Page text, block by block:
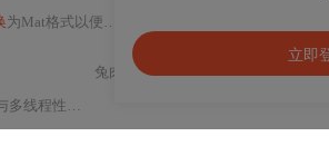
为Mat格式以便在
位深（10/12bit）
兔肉菌 323
立即